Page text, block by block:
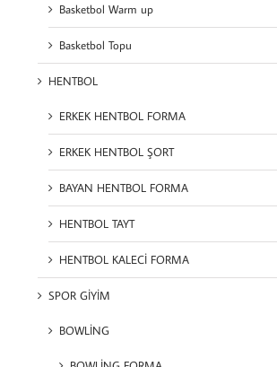
Basketbol Warm up
Basketbol Topu
HENTBOL
ERKEK HENTBOL FORMA
ERKEK HENTBOL ŞORT
BAYAN HENTBOL FORMA
HENTBOL TAYT
HENTBOL KALECİ FORMA
SPOR GİYİM
BOWLİNG